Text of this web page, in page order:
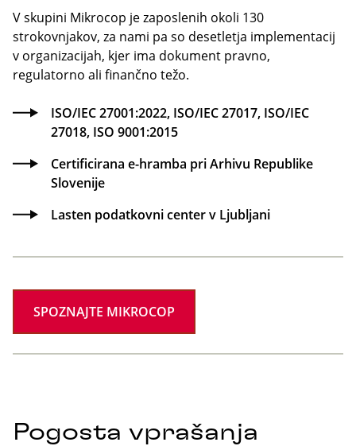
V skupini Mikrocop je zaposlenih okoli 130
strokovnjakov, za nami pa so desetletja implementacij
v organizacijah, kjer ima dokument pravno,
regulatorno ali finančno težo.
ISO/IEC 27001:2022, ISO/IEC 27017, ISO/IEC
27018, ISO 9001:2015
Certificirana e-hramba pri Arhivu Republike
Slovenije
Lasten podatkovni center v Ljubljani
SPOZNAJTE MIKROCOP
Pogosta vprašanja